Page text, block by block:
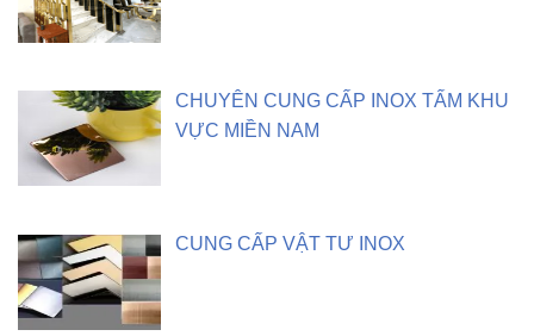
CHUYÊN CUNG CẤP INOX TẤM KHU
VỰC MIỀN NAM
CUNG CẤP VẬT TƯ INOX